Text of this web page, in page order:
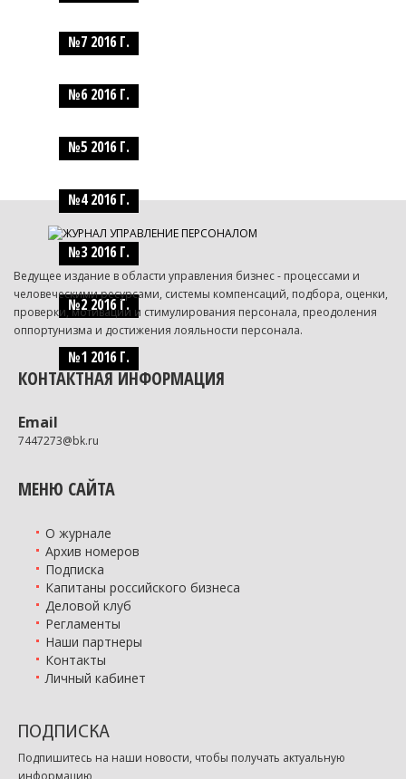
№7 2016 Г.
№6 2016 Г.
№5 2016 Г.
№4 2016 Г.
№3 2016 Г.
№2 2016 Г.
№1 2016 Г.
Ведущее издание в области управления бизнес - процессами и
человеческими ресурсами, системы компенсаций, подбора, оценки,
проверки, мотивации и стимулирования персонала, преодоления
оппортунизма и достижения лояльности персонала.
КОНТАКТНАЯ ИНФОРМАЦИЯ
Email
7447273@bk.ru
МЕНЮ САЙТА
О журнале
Архив номеров
Подписка
Капитаны российского бизнеса
Деловой клуб
Регламенты
Наши партнеры
Контакты
Личный кабинет
ПОДПИСКА
Подпишитесь на наши новости, чтобы получать актуальную
информацию